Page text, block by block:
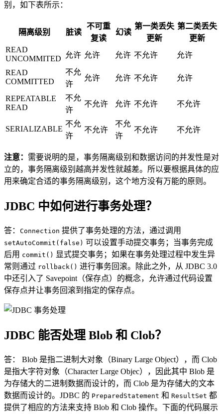
别，如下表所示：
隔离级别 脏读
不可重
复读
幻读
第一类丢失
更新
第二类丢失
更新
READ
UNCOMMITED
允许 允许 允许 不允许 允许
READ
COMMITTED
不允
许
允许 允许 不允许 允许
REPEATABLE
READ
不允
许
不允许 允许 不允许 不允许
SERIALIZABLE
不允
许
不允许
不允
许
不允许 不允许
注意： 需要说明的是，事务隔离级别和数据访问的并发性是对
立的，事务隔离级别越高并发性就越差。所以要根据具体的应
用来确定合适的事务隔离级别，这个地方没有万能的原则。
JDBC 中如何进行事务处理？
答： Connection 提供了事务处理的方法，通过调用
setAutoCommit(false) 可以设置手动提交事务；当事务完成
后用 commit() 显式提交事务；如果在事务处理过程中发生异
常则通过 rollback() 进行事务回滚。除此之外，从 JDBC 3.0
中还引入了 Savepoint（保存点）的概念，允许通过代码设置
保存点并让事务回滚到指定的保存点。
JDBC 能否处理 Blob 和 Clob？
答： Blob 是指二进制大对象（Binary Large Object），而 Clob
是指大字符对象（Character Large Objec），因此其中 Blob 是
为存储大的二进制数据而设计的，而 Clob 是为存储大的文本
数据而设计的。JDBC 的 PreparedStatement 和 ResultSet 都
提供了相应的方法来支持 Blob 和 Clob 操作。下面的代码展示